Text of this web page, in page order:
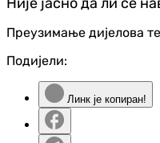
Преузимање дијелова
Подијели:
Линк је копиран!